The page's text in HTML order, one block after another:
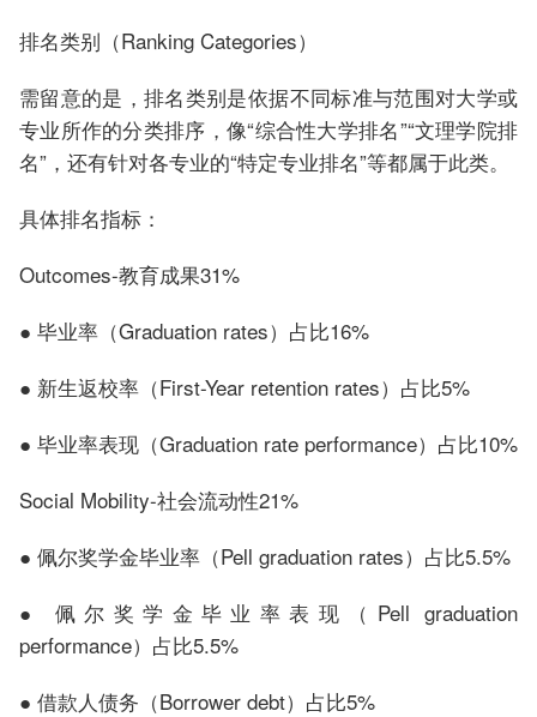
排名类别（Ranking Categories）
需留意的是，排名类别是依据不同标准与范围对大学或
专业所作的分类排序，像“综合性大学排名”“文理学院排
名”，还有针对各专业的“特定专业排名”等都属于此类。
具体排名指标：
Outcomes-教育成果31%
● 毕业率（Graduation rates）占比16%
● 新生返校率（First-Year retention rates）占比5%
● 毕业率表现（Graduation rate performance）占比10%
Social Mobility-社会流动性21%
● 佩尔奖学金毕业率（Pell graduation rates）占比5.5%
● 佩尔奖学金毕业率表现（Pell graduation
performance）占比5.5%
● 借款人债务（Borrower debt）占比5%